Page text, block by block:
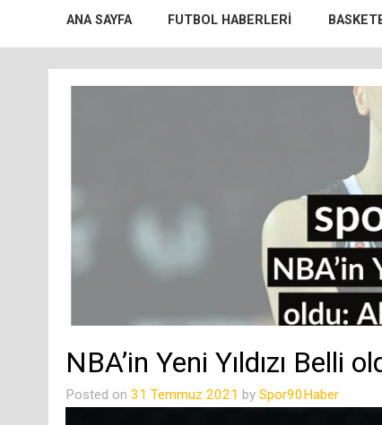
ANA SAYFA FUTBOL HABERLERI
NBA’in Yeni Yıldızı Belli
Posted on 31 Temmuz 2021 by Spor90Haber